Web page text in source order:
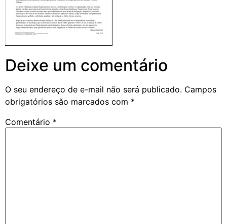
Deixe um comentário
O seu endereço de e-mail não será publicado. Campos
obrigatórios são marcados com *
Comentário *